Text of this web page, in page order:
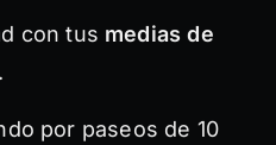
con tus medias de
por paseos de 10